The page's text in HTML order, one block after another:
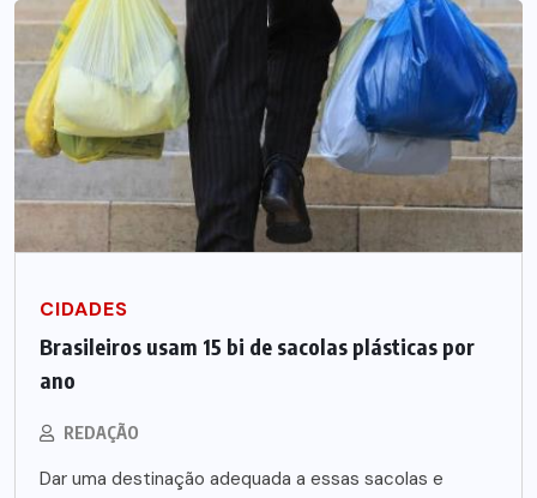
CIDADES
Brasileiros usam 15 bi de sacolas plásticas por
ano
REDAÇÃO
Dar uma destinação adequada a essas sacolas e